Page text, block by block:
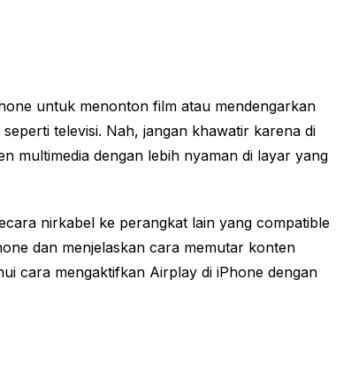
untuk menonton film atau mendengarkan
televisi. Nah, jangan khawatir karena di
multimedia dengan lebih nyaman di layar yang
nirkabel ke perangkat lain yang compatible
dan menjelaskan cara memutar konten
cara mengaktifkan Airplay di iPhone dengan